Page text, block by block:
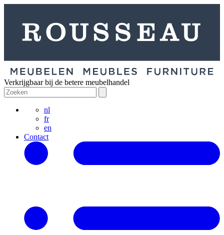
Verkrijgbaar bij de betere meubelhandel
nl
fr
en
Contact